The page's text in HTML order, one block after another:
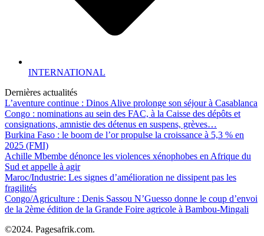
INTERNATIONAL
Dernières actualités
L’aventure continue : Dinos Alive prolonge son séjour à Casablanca
Congo : nominations au sein des FAC, à la Caisse des dépôts et
consignations, amnistie des détenus en suspens, grèves…
Burkina Faso : le boom de l’or propulse la croissance à 5,3 % en
2025 (FMI)
Achille Mbembe dénonce les violences xénophobes en Afrique du
Sud et appelle à agir
Maroc/Industrie: Les signes d’amélioration ne dissipent pas les
fragilités
Congo/Agriculture : Denis Sassou N’Guesso donne le coup d’envoi
de la 2ème édition de la Grande Foire agricole à Bambou-Mingali
©2024. Pagesafrik.com.